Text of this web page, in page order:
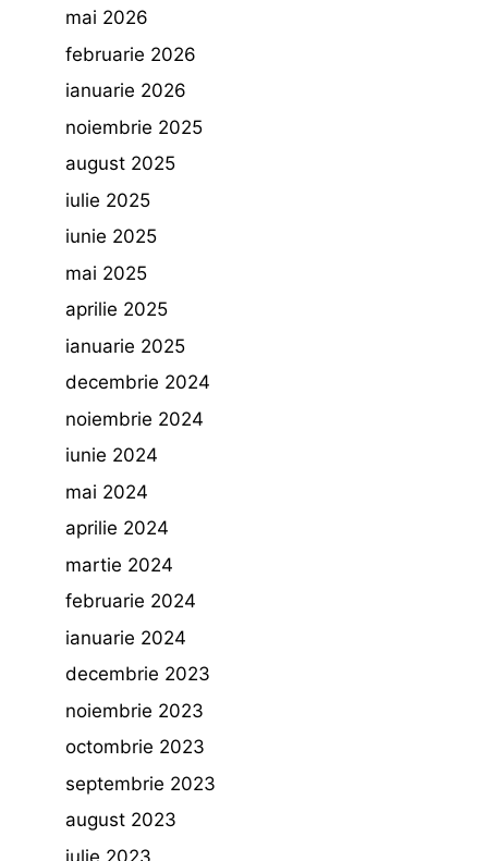
mai 2026
februarie 2026
ianuarie 2026
noiembrie 2025
august 2025
iulie 2025
iunie 2025
mai 2025
aprilie 2025
ianuarie 2025
decembrie 2024
noiembrie 2024
iunie 2024
mai 2024
aprilie 2024
martie 2024
februarie 2024
ianuarie 2024
decembrie 2023
noiembrie 2023
octombrie 2023
septembrie 2023
august 2023
iulie 2023